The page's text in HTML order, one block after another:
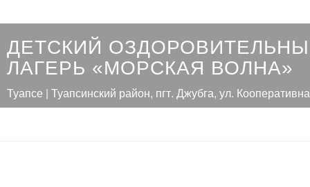
ДЕТСКИЙ
ЛАГЕРЬ «МОРСКАЯ ВОЛНА»
Туапсе | Туапсинский район, пгт. Джубга, ул.